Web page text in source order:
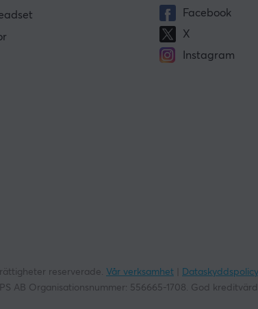
Facebook
X
Instagram
reserverade. Vår verksamhet Dataskyddspolicy
AB Organisationsnummer: 556665-1708. God